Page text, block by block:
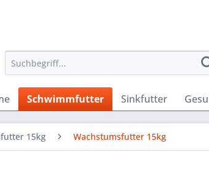
Schwimmfutter Sinkfutter
15kg Wachstumsfutter 15kg